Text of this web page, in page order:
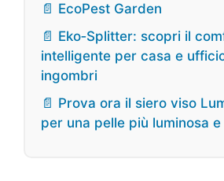
📄 EcoPest Garden
📄 Eko‑Splitter: scopri il
intelligente per casa e
ingombri
📄 Prova ora il siero viso
per una pelle più luminosa